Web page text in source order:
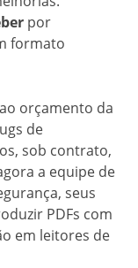
por
formato
orçamento da
de
sob contrato,
a equipe de
seus
PDFs com
em leitores de